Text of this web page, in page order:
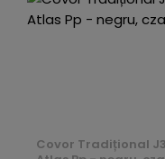
Covor Tradițional